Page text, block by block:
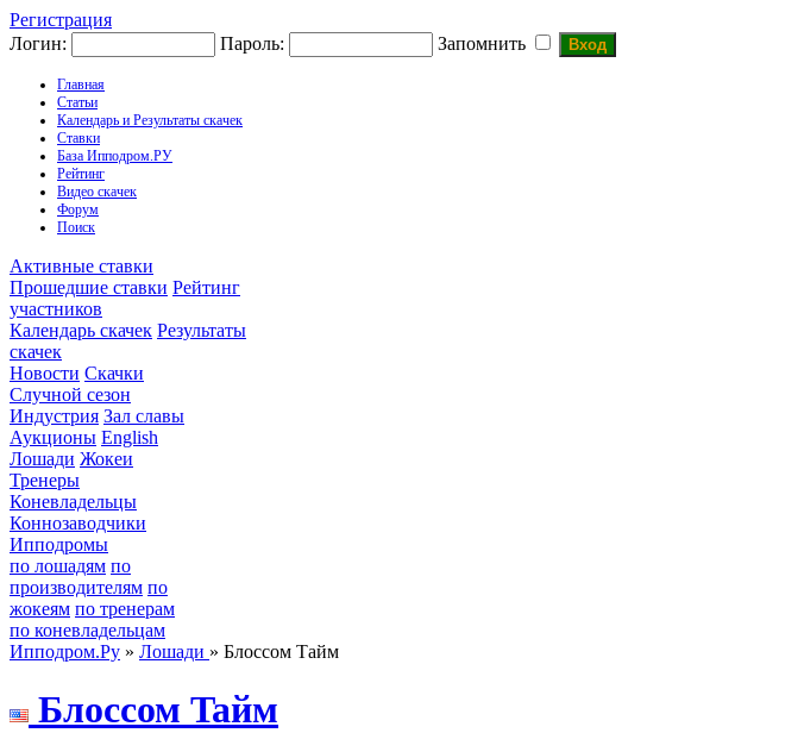
Регистрация
Логин:
Пароль: Запомнить
Главная
Статьи
Календарь и Результаты скачек
Ставки
База Ипподром.РУ
Рейтинг
Видео скачек
Форум
Поиск
Активные ставки
Прошедшие ставки Рейтинг
участников
Календарь скачек Результаты
скачек
Новости Скачки
Случной сезон
Индустрия Зал славы
Аукционы English
Лошади Жокеи
Тренеры
Коневладельцы
Коннозаводчики
Ипподромы
по лошадям по
производителям по
жокеям по тренерам
по коневладельцам
Ипподром.Ру » Лошади » Блоссом Тайм
Блоccом Taйм